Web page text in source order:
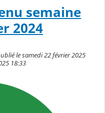
semaine
2024
le samedi 22 février 2025
18:33